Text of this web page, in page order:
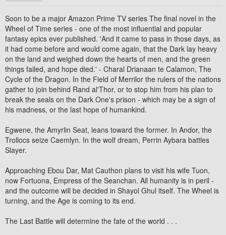
Soon to be a major Amazon Prime TV series The final novel in the
Wheel of Time series - one of the most influential and popular
fantasy epics ever published. 'And it came to pass in those days, as
it had come before and would come again, that the Dark lay heavy
on the land and weighed down the hearts of men, and the green
things failed, and hope died.' - Charal Drianaan te Calamon, The
Cycle of the Dragon. In the Field of Merrilor the rulers of the nations
gather to join behind Rand al'Thor, or to stop him from his plan to
break the seals on the Dark One's prison - which may be a sign of
his madness, or the last hope of humankind.
Egwene, the Amyrlin Seat, leans toward the former. In Andor, the
Trollocs seize Caemlyn. In the wolf dream, Perrin Aybara battles
Slayer.
Approaching Ebou Dar, Mat Cauthon plans to visit his wife Tuon,
now Fortuona, Empress of the Seanchan. All humanity is in peril -
and the outcome will be decided in Shayol Ghul itself. The Wheel is
turning, and the Age is coming to its end.
The Last Battle will determine the fate of the world . . .